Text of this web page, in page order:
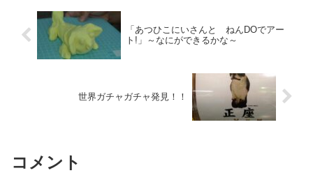
「あつひこにいさんと ねんDOでアー
ト!」～なにができるかな～
世界ガチャガチャ発見！！
コメント